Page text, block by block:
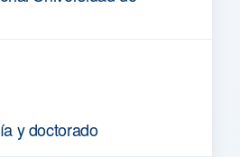
y doctorado